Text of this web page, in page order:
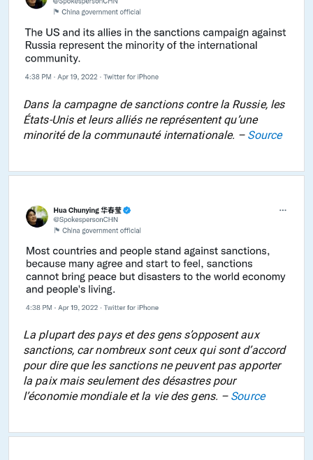
Dans la campagne de sanctions contre la Russie, les
États-Unis et leurs alliés ne représentent qu’une
minorité de la communauté internationale. – Source
La plupart des pays et des gens s’opposent aux
sanctions, car nombreux sont ceux qui sont d’accord
pour dire que les sanctions ne peuvent pas apporter
la paix mais seulement des désastres pour
l’économie mondiale et la vie des gens. – Source